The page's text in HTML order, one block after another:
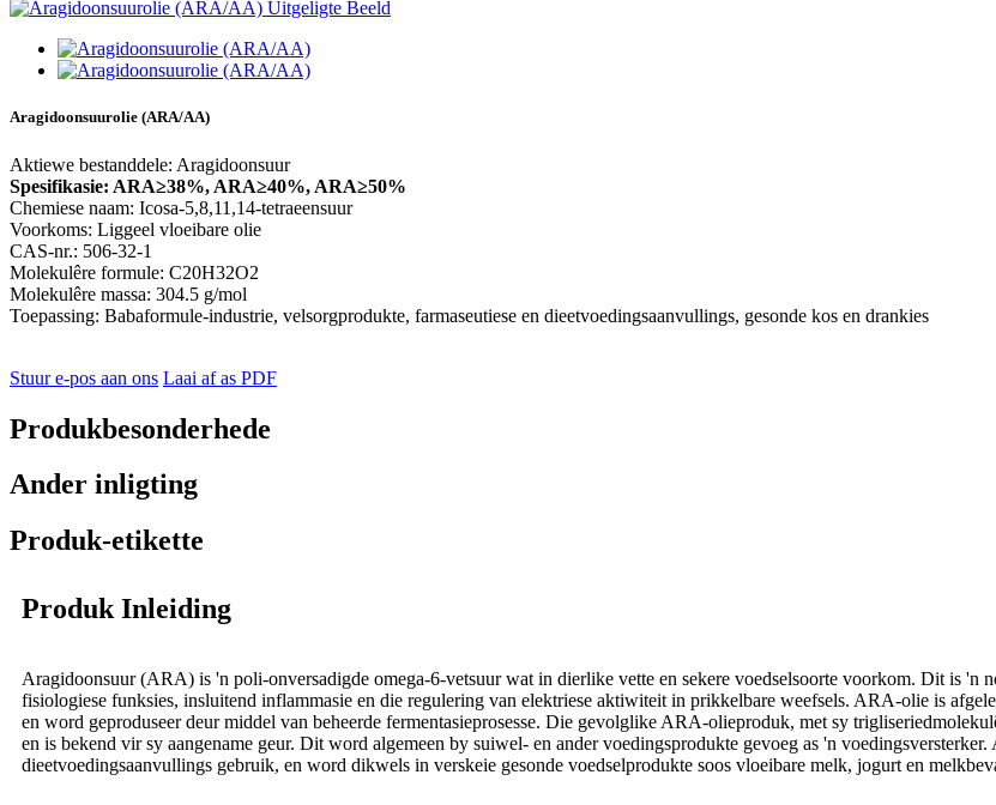
Aragidoonsuurolie (ARA/AA)
Aktiewe bestanddele: Aragidoonsuur
Spesifikasie: ARA≥38%, ARA≥40%, ARA≥50%
Chemiese naam: Icosa-5,8,11,14-tetraeensuur
Voorkoms: Liggeel vloeibare olie
CAS-nr.: 506-32-1
Molekulêre formule: C20H32O2
Molekulêre massa: 304.5 g/mol
Toepassing: Babaformule-industrie, velsorgprodukte, farmaseutiese en dieetvoedingsaanvullings, gesonde kos en drankies
Stuur e-pos aan ons Laai af as PDF
Produkbesonderhede
Ander inligting
Produk-etikette
Produk Inleiding
Aragidoonsuur (ARA) is 'n poli-onversadigde omega-6-vetsuur wat in dierlike vette en sekere voedselsoorte voorkom. Dit is 'n
fisiologiese funksies, insluitend inflammasie en die regulering van elektriese aktiwiteit in prikkelbare weefsels. ARA-olie is
en word geproduseer deur middel van beheerde fermentasieprosesse. Die gevolglike ARA-olieproduk, met sy
en is bekend vir sy aangename geur. Dit word algemeen by suiwel- en ander voedingsprodukte gevoeg as 'n
dieetvoedingsaanvullings gebruik, en word dikwels in verskeie gesonde voedselprodukte soos vloeibare melk, jogurt en